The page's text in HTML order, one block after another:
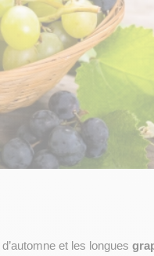
d’automne et les longues